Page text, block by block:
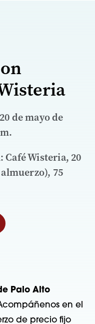
de mayo de
Café Wisteria, 20
75
Palo Alto
en el
de precio fijo